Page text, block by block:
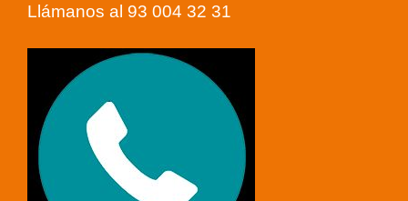
Llámanos al 93 004 32 31